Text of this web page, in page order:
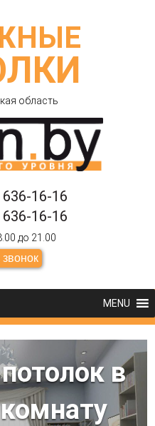
область
16-16
16-16
до 21.00
звонок
MENU
в